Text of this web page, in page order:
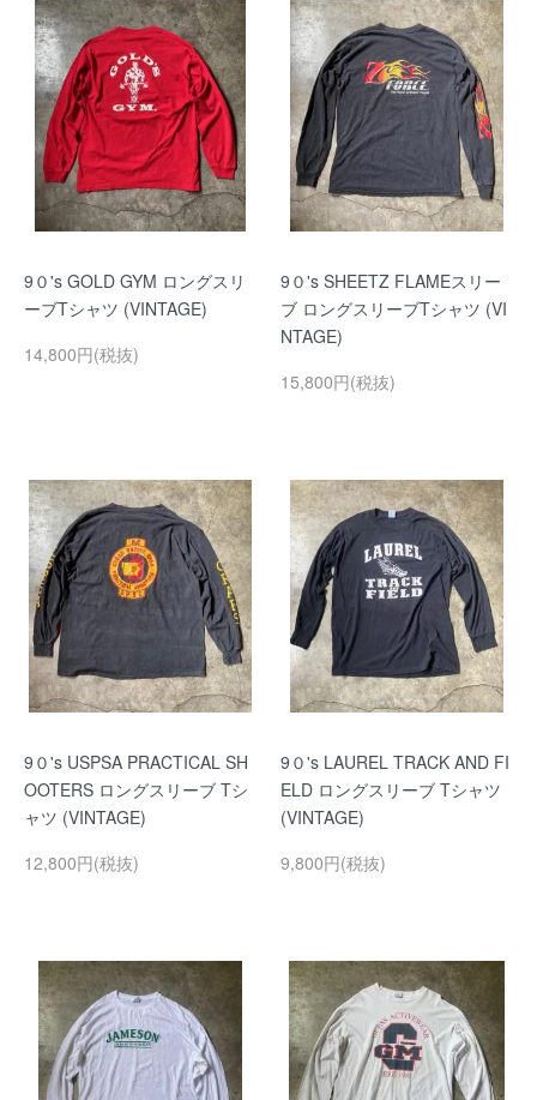
9０'s GOLD GYM ロングスリ
ーブTシャツ (VINTAGE)
14,800円(税抜)
9０'s SHEETZ FLAMEスリー
ブ ロングスリーブTシャツ (VI
NTAGE)
15,800円(税抜)
9０'s USPSA PRACTICAL SH
OOTERS ロングスリーブ Tシ
ャツ (VINTAGE)
12,800円(税抜)
9０'s LAUREL TRACK AND FI
ELD ロングスリーブ Tシャツ
(VINTAGE)
9,800円(税抜)